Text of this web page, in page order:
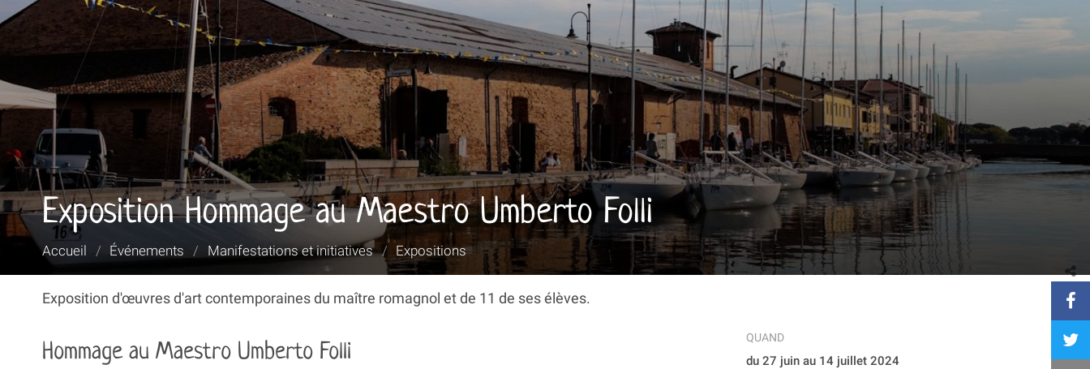
Exposition Hommage au Maestro Umberto Folli
Vous
Accueil / Événements / Manifestations et initiatives / Expositions
Exposition d'œuvres d'art contemporaines du maître romagnol et de 11 de ses élèves.
Hommage au Maestro Umberto Folli
QUAND
du 27 juin au 14 juillet 2024